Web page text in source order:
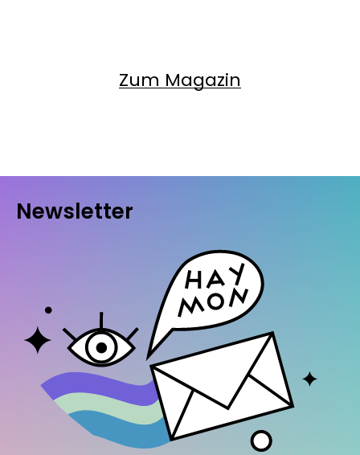
Zum Magazin
Newsletter